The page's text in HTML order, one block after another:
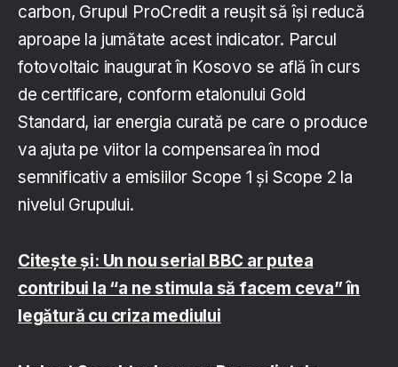
carbon, Grupul ProCredit a reușit să își reducă
aproape la jumătate acest indicator. Parcul
fotovoltaic inaugurat în Kosovo se află în curs
de certificare, conform etalonului Gold
Standard, iar energia curată pe care o produce
va ajuta pe viitor la compensarea în mod
semnificativ a emisiilor Scope 1 și Scope 2 la
nivelul Grupului.
Citește și: Un nou serial BBC ar putea
contribui la “a ne stimula să facem ceva” în
legătură cu criza mediului